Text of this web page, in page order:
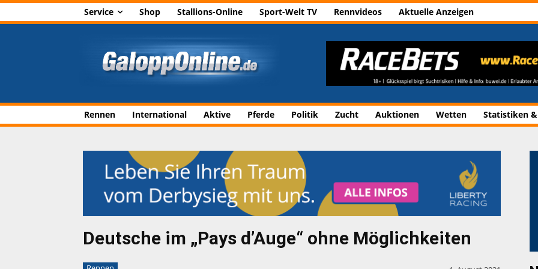
Service Shop Stallions-Online Sport-Welt TV Rennvideos Aktuelle Anzeigen
Rennen International Aktive Pferde Politik Zucht Auktionen Wetten Statistiken
Deutsche im „Pays d’Auge“ ohne Möglichkeiten